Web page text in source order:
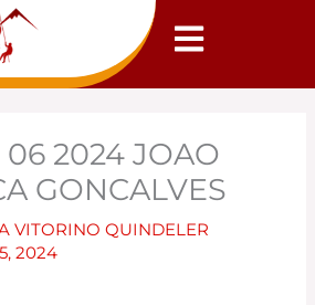
06 2024 JOAO
GONCALVES
VITORINO QUINDELER
2024